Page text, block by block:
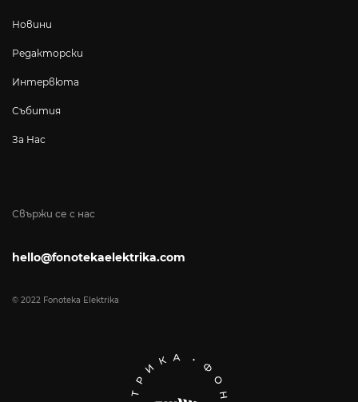
Свържи се с нас
hello@fonotekaelektrika.com
© 2022 Fonoteka Elektrika
Новини
Редакторски
Интервюта
Събития
За Нас